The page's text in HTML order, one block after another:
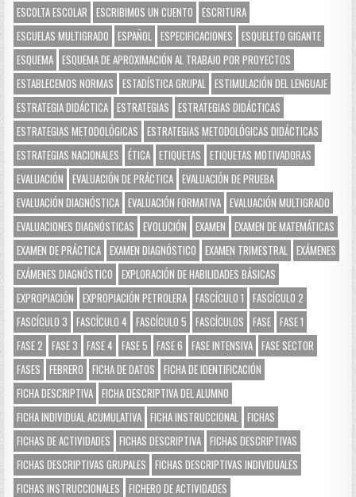
ESCOLTA ESCOLAR
ESCRIBIMOS UN CUENTO
ESCRITURA
ESCUELAS MULTIGRADO
ESPAÑOL ESPECIFICACIONES
ESQUELETO GIGANTE
ESQUEMA ESQUEMA DE APROXIMACIÓN AL TRABAJO POR PROYECTOS
ESTABLECEMOS NORMAS
ESTADÍSTICA GRUPAL
ESTIMULACIÓN DEL LENGUAJE
ESTRATEGIA DIDÁCTICA ESTRATEGIAS
ESTRATEGIAS DIDÁCTICAS
ESTRATEGIAS METODOLÓGICAS
ESTRATEGIAS METODOLÓGICAS DIDÁCTICAS
ESTRATEGIAS NACIONALES
ÉTICA ETIQUETAS
ETIQUETAS MOTIVADORAS
EVALUACIÓN
EVALUACIÓN DE PRÁCTICA EVALUACIÓN DE PRUEBA
EVALUACIÓN DIAGNÓSTICA EVALUACIÓN FORMATIVA EVALUACIÓN MULTIGRADO
EVALUACIONES DIAGNÓSTICAS
EVOLUCIÓN EXAMEN
EXAMEN DE MATEMÁTICAS
EXAMEN DE PRÁCTICA EXAMEN DIAGNÓSTICO EXAMEN TRIMESTRAL
EXÁMENES
EXÁMENES DIAGNÓSTICO
EXPLORACIÓN DE HABILIDADES BÁSICAS
EXPROPIACIÓN
EXPROPIACIÓN PETROLERA FASCÍCULO 1
FASCÍCULO 2
FASCÍCULO 3
FASCÍCULO 4 FASCÍCULO 5 FASCÍCULOS FASE FASE 1
FASE 2
FASE 3 FASE 4 FASE 5 FASE 6 FASE INTENSIVA FASE SECTOR
FASES
FEBRERO FICHA DE DATOS
FICHA DE IDENTIFICACIÓN
FICHA DESCRIPTIVA FICHA DESCRIPTIVA DEL ALUMNO
FICHA INDIVIDUAL ACUMULATIVA FICHA INSTRUCCIONAL
FICHAS
FICHAS DE ACTIVIDADES
FICHAS DESCRIPTIVA FICHAS DESCRIPTIVAS
FICHAS DESCRIPTIVAS GRUPALES
FICHAS DESCRIPTIVAS INDIVIDUALES
FICHAS INSTRUCCIONALES
FICHERO DE ACTIVIDADES